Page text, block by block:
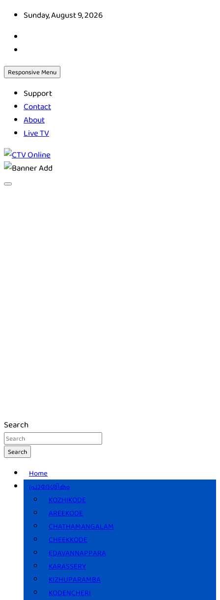
Skip
content
Sunday, August 9, 2026
Responsive Menu
Support
Contact
About
Live TV
CTV Online
Search
Search
Home
പ്രാദേശികം
KOZHIKODE
AREEKODE
CHATHAMANGALAM
CHEEKKODE
EDAVANNAPPARA
KARASSERY
KIZHUPARAMBA
KODENCHERI